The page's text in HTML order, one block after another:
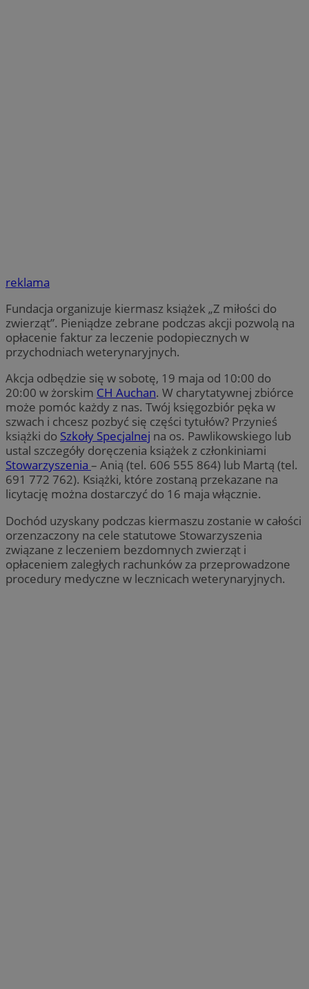
reklama
Fundacja organizuje kiermasz książek „Z miłości do
zwierząt”. Pieniądze zebrane podczas akcji pozwolą na
opłacenie faktur za leczenie podopiecznych w
przychodniach weterynaryjnych.
Akcja odbędzie się w sobotę, 19 maja od 10:00 do
20:00 w żorskim CH Auchan. W charytatywnej zbiórce
może pomóc każdy z nas. Twój księgozbiór pęka w
szwach i chcesz pozbyć się części tytułów? Przynieś
książki do Szkoły Specjalnej na os. Pawlikowskiego lub
ustal szczegóły doręczenia książek z członkiniami
Stowarzyszenia – Anią (tel. 606 555 864) lub Martą (tel.
691 772 762). Książki, które zostaną przekazane na
licytację można dostarczyć do 16 maja włącznie.
Dochód uzyskany podczas kiermaszu zostanie w całości
orzenzaczony na cele statutowe Stowarzyszenia
związane z leczeniem bezdomnych zwierząt i
opłaceniem zaległych rachunków za przeprowadzone
procedury medyczne w lecznicach weterynaryjnych.